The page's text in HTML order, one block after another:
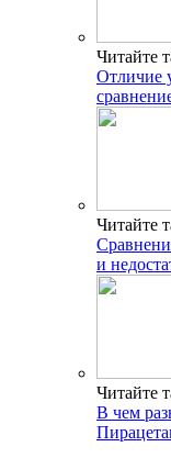
Читайте
Отличие
Читайте
и
Читайте
В чем